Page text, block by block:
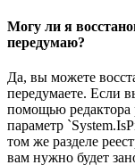
Могу ли я
передумаю?
Да, вы можете
передумаете. Если
помощью редактора
параметр
том же разделе
вам нужно будет